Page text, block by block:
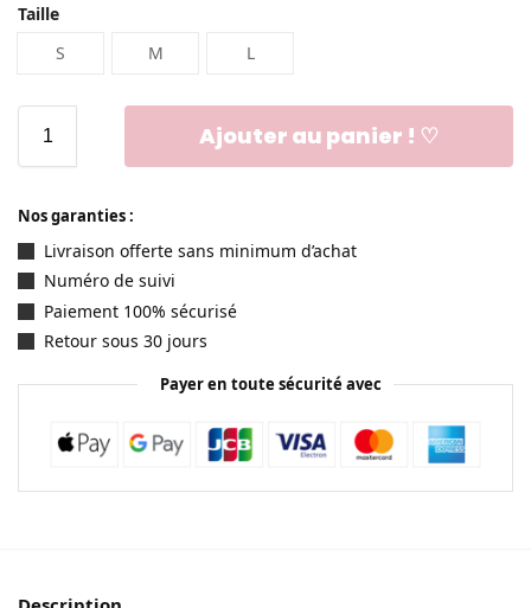
Taille
S
M L
Ajouter au panier ! ♡
Nos garanties :
Livraison offerte sans minimum d’achat
Numéro de suivi
Paiement 100% sécurisé
Retour sous 30 jours
Payer en toute sécurité avec